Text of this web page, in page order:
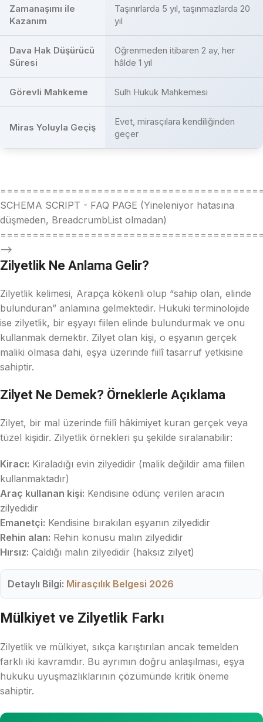
Zamanaşımı ile
Kazanım
Taşınırlarda 5 yıl, taşınmazlarda 20
yıl
Dava Hak Düşürücü
Süresi
Öğrenmeden itibaren 2 ay, her
hâlde 1 yıl
Görevli Mahkeme Sulh Hukuk Mahkemesi
Miras Yoluyla Geçiş
Evet, mirasçılara kendiliğinden
geçer
SCHEMA SCRIPT - FAQ PAGE (Yineleniyor hatasına
düşmeden, BreadcrumbList olmadan)
-->
Zilyetlik Ne Anlama Gelir?
Zilyetlik kelimesi, Arapça kökenli olup “sahip olan, elinde
bulunduran” anlamına gelmektedir. Hukuki terminolojide
ise zilyetlik, bir eşyayı fiilen elinde bulundurmak ve onu
kullanmak demektir. Zilyet olan kişi, o eşyanın gerçek
maliki olmasa dahi, eşya üzerinde fiilî tasarruf yetkisine
sahiptir.
Zilyet Ne Demek? Örneklerle Açıklama
Zilyet, bir mal üzerinde fiilî hâkimiyet kuran gerçek veya
tüzel kişidir. Zilyetlik örnekleri şu şekilde sıralanabilir:
Kiracı: Kiraladığı evin zilyedidir (malik değildir ama fiilen
kullanmaktadır)
Araç kullanan kişi: Kendisine ödünç verilen aracın
zilyedidir
Emanetçi: Kendisine bırakılan eşyanın zilyedidir
Rehin alan: Rehin konusu malın zilyedidir
Hırsız: Çaldığı malın zilyedidir (haksız zilyet)
Detaylı Bilgi: Mirasçılık Belgesi 2026
Mülkiyet ve Zilyetlik Farkı
Zilyetlik ve mülkiyet, sıkça karıştırılan ancak temelden
farklı iki kavramdır. Bu ayrımın doğru anlaşılması, eşya
hukuku uyuşmazlıklarının çözümünde kritik öneme
sahiptir.